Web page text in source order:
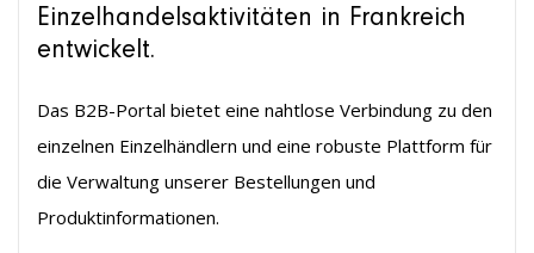
Einzelhandelsaktivitäten in Frankreich
entwickelt.
Das B2B-Portal bietet eine nahtlose Verbindung zu den
einzelnen Einzelhändlern und eine robuste Plattform für
die Verwaltung unserer Bestellungen und
Produktinformationen.